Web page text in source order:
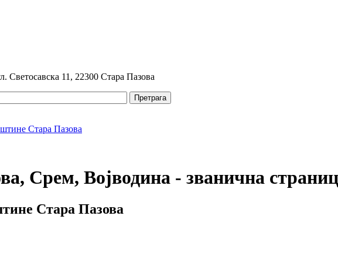
11, 22300 Стара Пазова
Претрага
Срем, Војводина - званична
Стара Пазова